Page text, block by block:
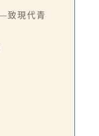
致現代青